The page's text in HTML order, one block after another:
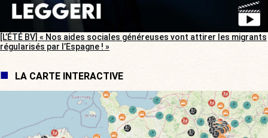
[L’ÉTÉ BV] « Nos aides sociales généreuses vont attirer les migrants
régularisés par l’Espagne ! »
LA CARTE INTERACTIVE